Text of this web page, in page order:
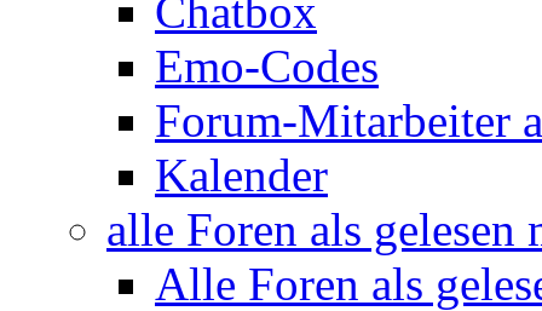
Chatbox
Emo-Codes
Forum-Mitarbeiter
Kalender
alle Foren als gelesen
Alle Foren als